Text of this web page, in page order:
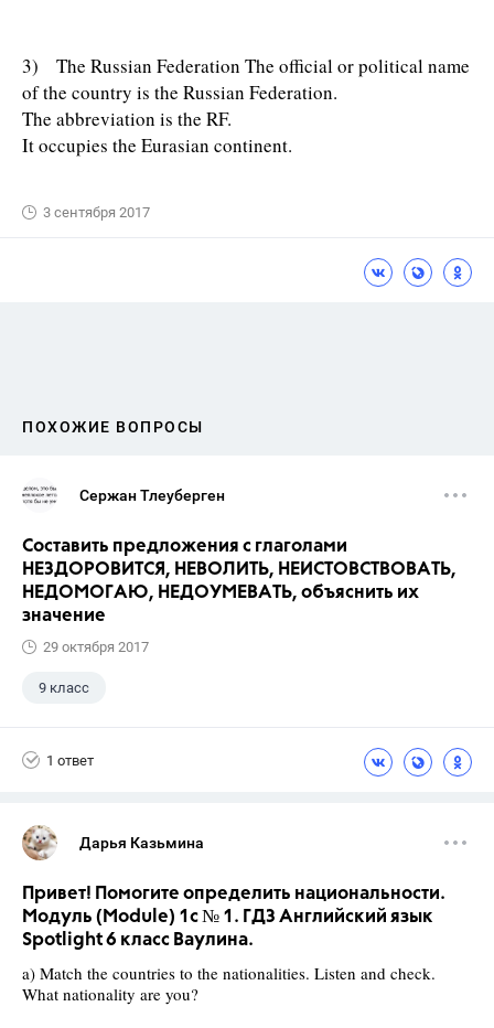
3) The Russian Federation The official or political name
of the country is the Russian Federation.
The abbreviation is the RF.
It occupies the Eurasian continent.
3 сентября 2017
ПОХОЖИЕ ВОПРОСЫ
Сержан Тлеуберген
Составить предложения с глаголами
НЕЗДОРОВИТСЯ, НЕВОЛИТЬ, НЕИСТОВСТВОВАТЬ,
НЕДОМОГАЮ, НЕДОУМЕВАТЬ, объяснить их
значение
29 октября 2017
9 класс
1 ответ
Дарья Казьмина
Привет! Помогите определить национальности.
Модуль (Module) 1c № 1. ГДЗ Английский язык
Spotlight 6 класс Ваулина.
a) Match the countries to the nationalities. Listen and check.
What nationality are you?